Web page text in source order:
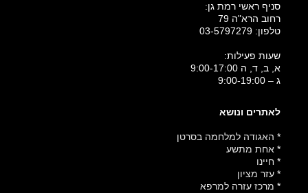
סניף ראשי רמת גן:
רחוב הרא"ה 79
טלפון: 03-5797279
שעות פעילות:
א, ב, ד, ה 9:00-17:00
ג – 9:00-19:00
לאתרים ונושא
* האגודה למלחמה בסרטן
* אחת מתשע
* חיינו
* עזר מציון
* מרכז עזרה למרפא